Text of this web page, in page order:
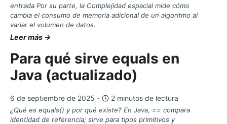
entrada Por su parte, la Complejidad espacial mide cómo
cambia el consumo de memoria adicional de un algoritmo al
variar el volumen de datos.
Leer más →
Para qué sirve equals en
Java (actualizado)
6 de septiembre de 2025 - 2 minutos de lectura
¿Qué es equals() y por qué existe? En Java, == compara
identidad de referencia; sirve para tipos primitivos y